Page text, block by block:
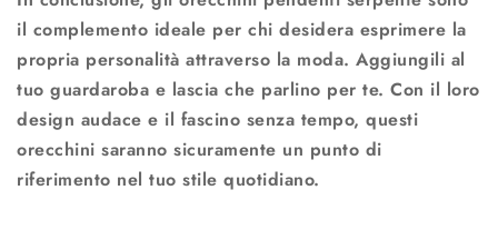
il complemento ideale per chi desidera esprimere la
propria personalità attraverso la moda. Aggiungili al
tuo guardaroba e lascia che parlino per te. Con il loro
design audace e il fascino senza tempo, questi
orecchini saranno sicuramente un punto di
riferimento nel tuo stile quotidiano.